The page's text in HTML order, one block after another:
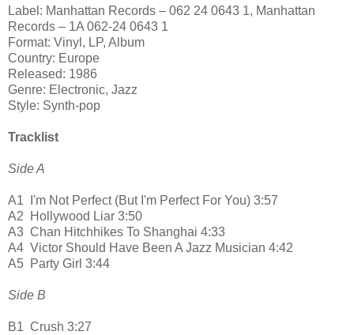
Label: Manhattan Records ‎– 062 24 0643 1, Manhattan
Records ‎– 1A 062-24 0643 1
Format: Vinyl, LP, Album
Country: Europe
Released: 1986
Genre: Electronic, Jazz
Style: Synth-pop
Tracklist
Side A
A1
I'm Not Perfect (But I'm Perfect For You) 3:57
A2
Hollywood Liar 3:50
A3 Chan Hitchhikes To Shanghai 4:33
A4 Victor Should Have Been A Jazz Musician 4:42
A5 Party Girl 3:44
Side B
B1 Crush 3:27